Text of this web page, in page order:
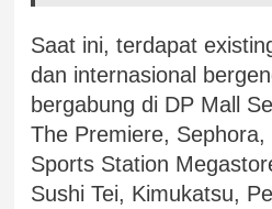
Saat ini, terdapat
dan internasional
bergabung di DP Mall
The Premiere, Sephora,
Sports Station
Sushi Tei, Kimukatsu,